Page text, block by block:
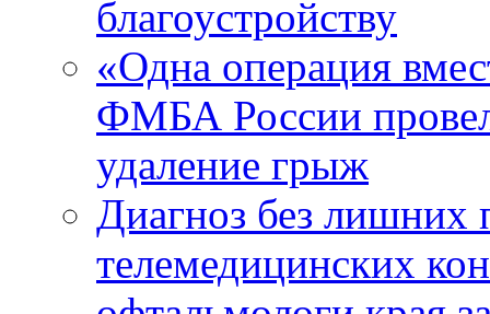
благоустройству
«Одна операция
ФМБА России
удаление грыж
Диагноз без лишних
телемедицинских